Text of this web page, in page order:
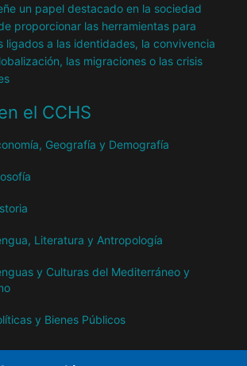
un papel destacado en la sociedad
proporcionar las herramientas para
ligados a las identidades, la convivencia
las migraciones o las crisis
el CCHS
Geografía y Demografía
Literatura y Antropología
y Culturas del Mediterráneo y
y Bienes Públicos